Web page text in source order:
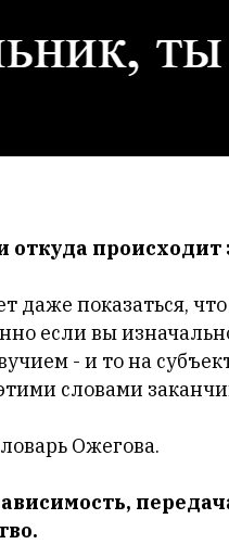
происходит
даже показаться,
если вы
- и то на
словами
Ожегова.